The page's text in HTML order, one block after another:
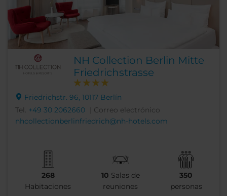
NH Collection Berlin Mitte
Friedrichstrasse
Friedrichstr. 96, 10117 Berlín
Tel. +49 30 2062660
| Correo electrónico
nhcollectionberlinfriedrich@nh-hotels.com
268
Habitaciones
10 Salas de
reuniones
350
personas